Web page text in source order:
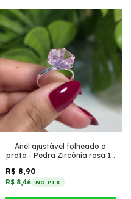
Anel ajustável folheado a
prata - Pedra Zircônia rosa 12
R$ 8,90
R$ 8,46 NO PIX